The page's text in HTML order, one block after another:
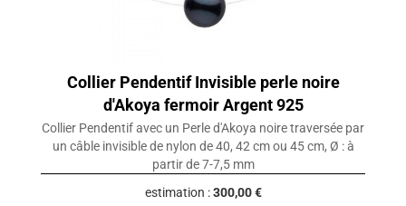
Collier Pendentif Invisible perle noire
d'Akoya fermoir Argent 925
Collier Pendentif avec un Perle d'Akoya noire traversée par
un câble invisible de nylon de 40, 42 cm ou 45 cm, Ø : à
partir de 7-7,5 mm
estimation :300,00 €